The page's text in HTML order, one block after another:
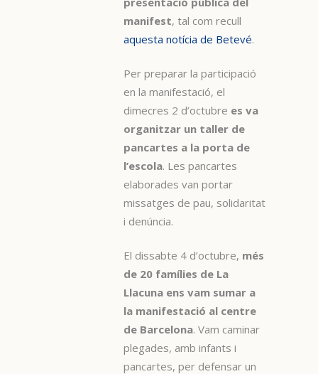
manifest, tal com recull
aquesta notícia de Betevé.
Per preparar la participació
en la manifestació, el
dimecres 2 d’octubre es va
organitzar un taller de
pancartes a la porta de
l’escola. Les pancartes
elaborades van portar
missatges de pau, solidaritat
i denúncia.
El dissabte 4 d’octubre, més
de 20 famílies de La
Llacuna ens vam sumar a
la manifestació al centre
de Barcelona. Vam caminar
plegades, amb infants i
pancartes, per defensar un